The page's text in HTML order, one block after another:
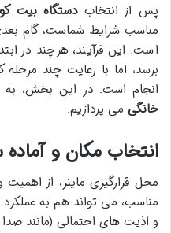
پس از انتخابدستگاه بیت
مناسب شرایط شماست، گام
است. این فرآیند، هرچند در
برسد، اما با رعایت چند
انجام است. در این بخش، به
خانگی می پردازیم.
انتخاب مکان و
محل قرارگیری ماینر، از
مناسب، می تواند هم به عملکرد
و اذیت های احتمالی (مانند صدا